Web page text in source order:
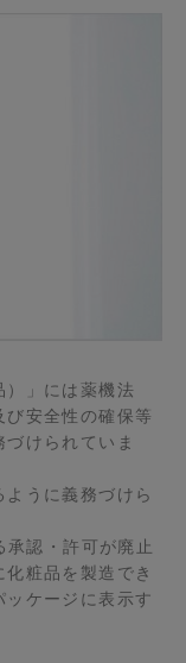
）」には薬機法
び安全性の確保等
けられていま
ように義務づけら
認・許可が廃止
粧品を製造でき
ケージに表示す